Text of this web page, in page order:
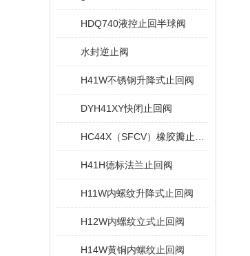
HDQ740液控止回半球阀
水封逆止阀
H41W不锈钢升降式止回阀
DYH41XY快闭止回阀
H41H德标法兰止回阀
H11W内螺纹升降式止回阀
H12W内螺纹立式止回阀
H14W黄铜内螺纹止回阀